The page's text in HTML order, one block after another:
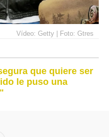
Vídeo: Getty | Foto: Gtres
que quiere ser
le puso una